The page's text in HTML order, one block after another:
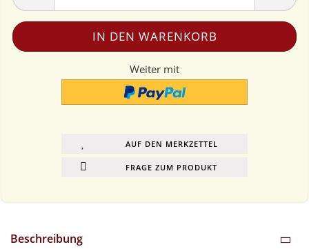
Weiter mit
AUF DEN MERKZETTEL
FRAGE ZUM PRODUKT
Beschreibung